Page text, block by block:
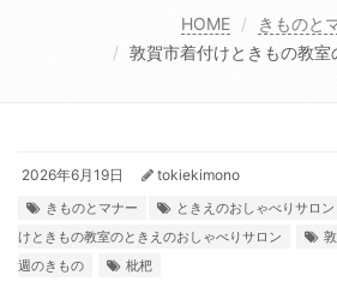
HOME
きものと
敦賀市着付けときもの教室
2026年6月19日 tokiekimono
きものとマナー ときえのおしゃべりサロン
けときもの教室のときえのおしゃべりサロン
週のきもの
枇杷